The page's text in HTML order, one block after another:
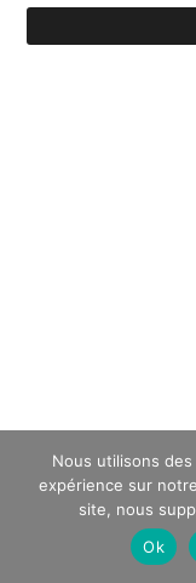
Nous utilisons
expérience sur
site, nous
Ok